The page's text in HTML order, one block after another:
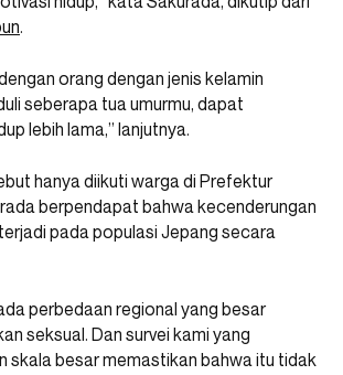
.
orang dengan jenis kelamin
seberapa tua umurmu, dapat
lebih lama,” lanjutnya.
hanya diikuti warga di Prefektur
berpendapat bahwa kecenderungan
pada populasi Jepang secara
perbedaan regional yang besar
seksual. Dan survei kami yang
skala besar memastikan bahwa itu tidak